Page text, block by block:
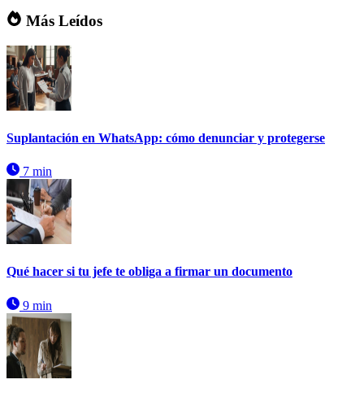
Más Leídos
Suplantación en WhatsApp: cómo denunciar y protegerse
7 min
Qué hacer si tu jefe te obliga a firmar un documento
9 min